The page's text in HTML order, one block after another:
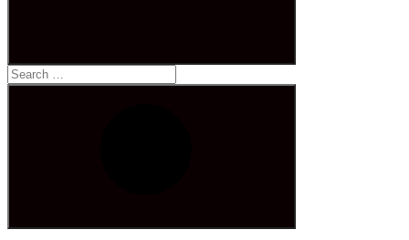
Search
for:
Search